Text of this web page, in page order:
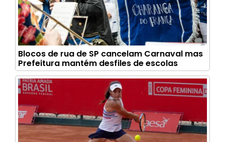
Blocos de rua de SP cancelam Carnaval mas
Prefeitura mantém desfiles de escolas